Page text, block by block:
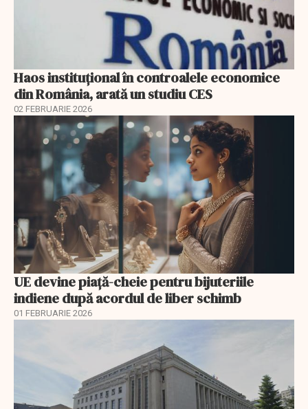
Haos instituțional în controalele economice
din România, arată un studiu CES
02 FEBRUARIE 2026
UE devine piață-cheie pentru bijuteriile
indiene după acordul de liber schimb
01 FEBRUARIE 2026